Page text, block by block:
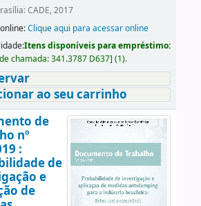
CADE, 2017
Clique aqui para acessar online
Itens disponíveis para empréstimo:
chamada:341.3787 D637] (1).
ao seu carrinho
de
nº
:
de
e
de